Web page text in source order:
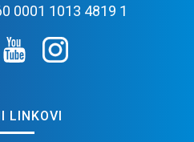
0001 1013 4819 1
LINKOVI